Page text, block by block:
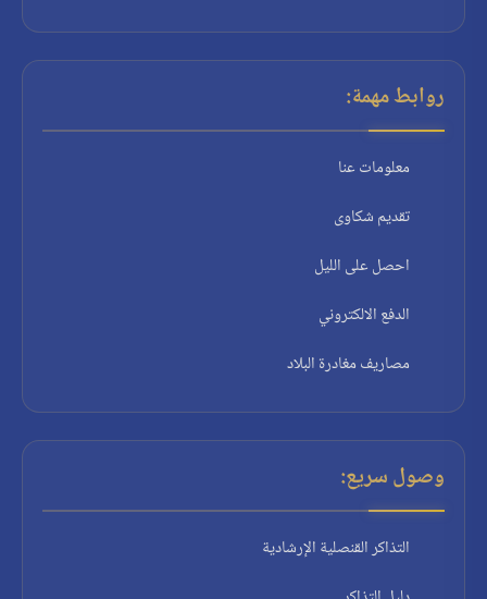
روابط مهمة:
معلومات عنا
تقديم شكاوى
احصل على الليل
الدفع الالكتروني
مصاريف مغادرة البلاد
وصول سريع:
التذاكر القنصلية الإرشادية